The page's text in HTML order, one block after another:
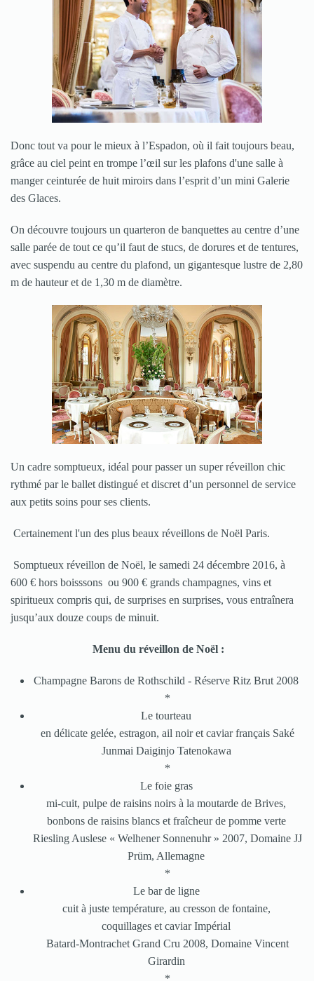
Donc tout va pour le mieux à l’Espadon, où il fait toujours beau,
grâce au ciel peint en trompe l’œil sur les plafons d'une salle à
manger ceinturée de huit miroirs dans l’esprit d’un mini Galerie
des Glaces.
On découvre toujours un quarteron de banquettes au centre d’une
salle parée de tout ce qu’il faut de stucs, de dorures et de tentures,
avec suspendu au centre du plafond, un gigantesque lustre de 2,80
m de hauteur et de 1,30 m de diamètre.
Un cadre somptueux, idéal pour passer un super réveillon chic
rythmé par le ballet distingué et discret d’un personnel de service
aux petits soins pour ses clients.
Certainement l'un des plus beaux réveillons de Noël Paris.
Somptueux réveillon de Noël, le samedi 24 décembre 2016, à
600 € hors boisssons ou 900 € grands champagnes, vins et
spiritueux compris qui, de surprises en surprises, vous entraînera
jusqu’aux douze coups de minuit.
Menu du réveillon de Noël :
Champagne Barons de Rothschild - Réserve Ritz Brut 2008
*
Le tourteau
en délicate gelée, estragon, ail noir et caviar français Saké
Junmai Daiginjo Tatenokawa
*
Le foie gras
mi-cuit, pulpe de raisins noirs à la moutarde de Brives,
bonbons de raisins blancs et fraîcheur de pomme verte
Riesling Auslese « Welhener Sonnenuhr » 2007, Domaine JJ
Prüm, Allemagne
*
Le bar de ligne
cuit à juste température, au cresson de fontaine,
coquillages et caviar Impérial
Batard-Montrachet Grand Cru 2008, Domaine Vincent
Girardin
*